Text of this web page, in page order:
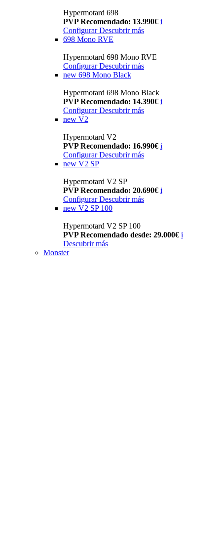
Hypermotard 698
PVP Recomendado: 13.990€ i
ConfigurarDescubrir más
698 Mono RVE
Hypermotard 698 Mono RVE
Configurar Descubrir más
new 698 Mono Black
Hypermotard 698 Mono Black
PVP Recomendado: 14.390€ i
Configurar Descubrir más
new V2
Hypermotard V2
PVP Recomendado: 16.990€ i
Configurar Descubrir más
new V2 SP
Hypermotard V2 SP
PVP Recomendado: 20.690€ i
Configurar Descubrir más
new V2 SP 100
Hypermotard V2 SP 100
PVP Recomendado desde: 29.000€ i
Descubrir más
Monster